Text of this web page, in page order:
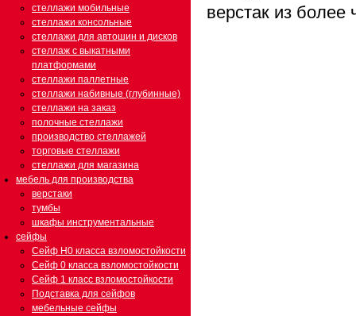
верстак из
стеллажи мобильные
стеллажи консольные
стеллажи для автошин и дисков
стеллаж с выкатными
платформами
стеллажи паллетные
стеллажи набивные (глубинные)
стеллажи на заказ
полочные стеллажи
производство стеллажей
торговые стеллажи
стеллажи для магазина
мебель для производства
верстаки
тумбы
шкафы инструментальные
сейфы
Сейф Н0 класса взломостойкости
Сейф 0 класса взломостойкости
Сейф 1 класс взломостойкости
Подставка для сейфов
мебельные сейфы